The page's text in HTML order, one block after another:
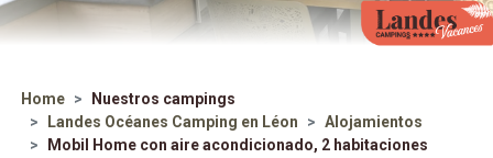
Home
Nuestros campings
Landes Océanes Camping en Léon
Alojamientos
Mobil Home con aire acondicionado, 2 habitaciones